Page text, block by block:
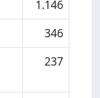
1.146
346
237